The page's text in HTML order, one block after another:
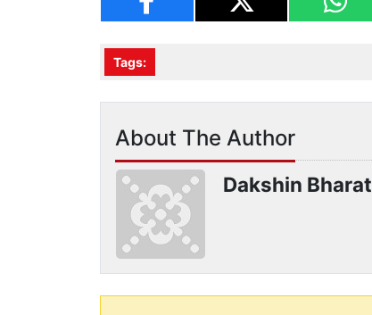
Tags:
About The Author
Dakshin Bharat